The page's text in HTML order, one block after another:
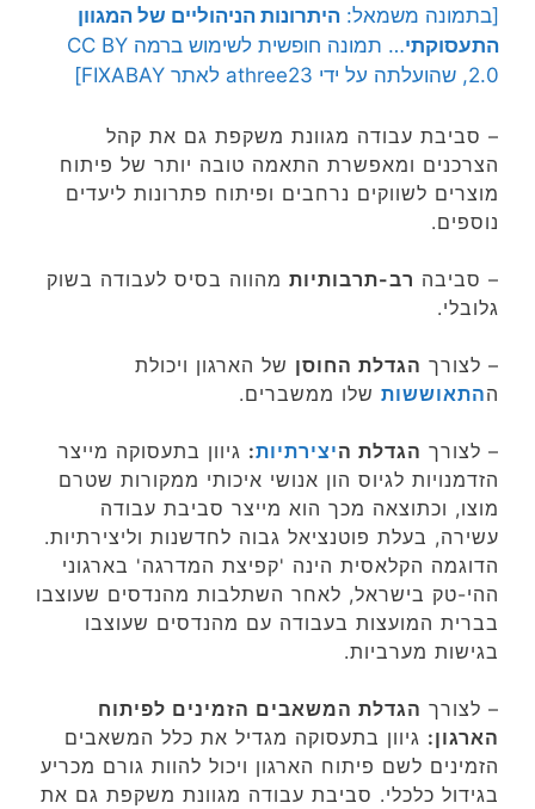
[בתמונה משמאל: היתרונות הניהוליים של המגוון
התעסוקתי
… תמונה חופשית לשימוש ברמה CC BY
2.0, שהועלתה על ידי athree23 לאתר FIXABAY]
– סביבת עבודה מגוונת משקפת גם את קהל
הצרכנים ומאפשרת התאמה טובה יותר של פיתוח
מוצרים לשווקים נרחבים ופיתוח פתרונות ליעדים
נוספים.
– סביבה רב-תרבותיות מהווה בסיס לעבודה בשוק
גלובלי.
– לצורך הגדלת החוסן של הארגון ויכולת
ההתאוששות שלו ממשברים.
– לצורך הגדלת היצירתיות: גיוון בתעסוקה מייצר
הזדמנויות לגיוס הון אנושי איכותי ממקורות שטרם
מוצו, וכתוצאה מכך הוא מייצר סביבת עבודה
עשירה, בעלת פוטנציאל גבוה לחדשנות וליצירתיות.
הדוגמה הקלאסית הינה 'קפיצת המדרגה' בארגוני
ההי-טק בישראל, לאחר השתלבות מהנדסים שעוצבו
בברית המועצות בעבודה עם מהנדסים שעוצבו
בגישות מערביות.
– לצורך הגדלת המשאבים הזמינים לפיתוח
הארגון: גיוון בתעסוקה מגדיל את כלל המשאבים
הזמינים לשם פיתוח הארגון ויכול להוות גורם מכריע
בגידול כלכלי. סביבת עבודה מגוונת משקפת גם את